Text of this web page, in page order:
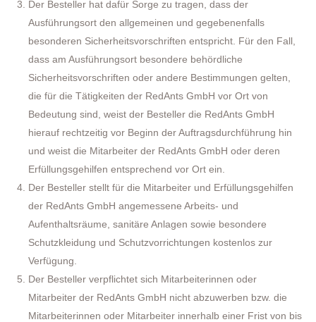
Der Besteller hat dafür Sorge zu tragen, dass der
Ausführungsort den allgemeinen und gegebenenfalls
besonderen Sicherheitsvorschriften entspricht. Für den Fall,
dass am Ausführungsort besondere behördliche
Sicherheitsvorschriften oder andere Bestimmungen gelten,
die für die Tätigkeiten der RedAnts GmbH vor Ort von
Bedeutung sind, weist der Besteller die RedAnts GmbH
hierauf rechtzeitig vor Beginn der Auftragsdurchführung hin
und weist die Mitarbeiter der RedAnts GmbH oder deren
Erfüllungsgehilfen entsprechend vor Ort ein.
Der Besteller stellt für die Mitarbeiter und Erfüllungsgehilfen
der RedAnts GmbH angemessene Arbeits- und
Aufenthaltsräume, sanitäre Anlagen sowie besondere
Schutzkleidung und Schutzvorrichtungen kostenlos zur
Verfügung.
Der Besteller verpflichtet sich Mitarbeiterinnen oder
Mitarbeiter der RedAnts GmbH nicht abzuwerben bzw. die
Mitarbeiterinnen oder Mitarbeiter innerhalb einer Frist von bis